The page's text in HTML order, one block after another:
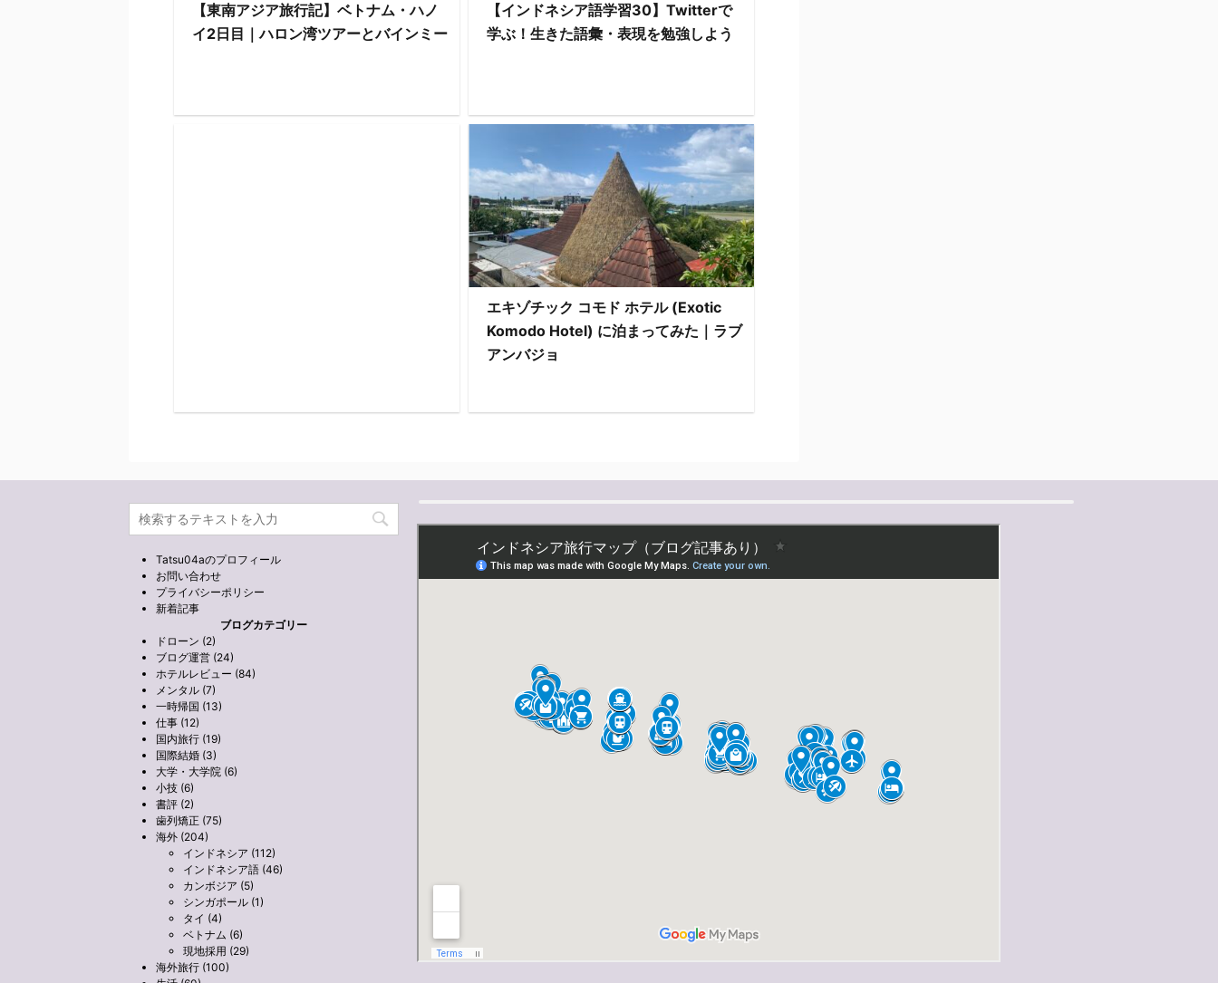
【東南アジア旅行記】ベトナム・ハノ
イ2日目｜ハロン湾ツアーとバインミー
【インドネシア語学習30】Twitterで
学ぶ！生きた語彙・表現を勉強しよう
エキゾチック コモド ホテル (Exotic
Komodo Hotel) に泊まってみた｜ラブ
アンバジョ
Tatsu04aのプロフィール
お問い合わせ
プライバシーポリシー
新着記事
ブログカテゴリー
ドローン (2)
ブログ運営 (24)
ホテルレビュー (84)
メンタル (7)
一時帰国 (13)
仕事 (12)
国内旅行 (19)
国際結婚 (3)
大学・大学院 (6)
小技 (6)
書評 (2)
歯列矯正 (75)
海外 (204)
インドネシア (112)
インドネシア語 (46)
カンボジア (5)
シンガポール (1)
タイ (4)
ベトナム (6)
現地採用 (29)
海外旅行 (100)